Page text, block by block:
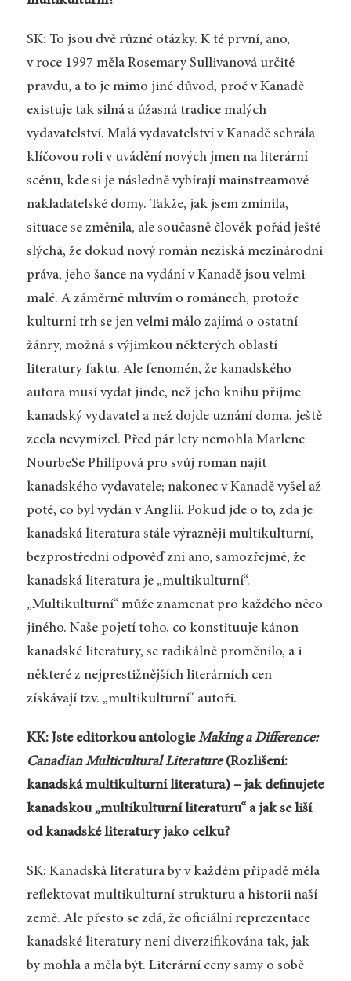
SK: To jsou dvě různé otázky. K té první, ano,
v roce 1997 měla Rosemary Sullivanová určitě
pravdu, a to je mimo jiné důvod, proč v Kanadě
existuje tak silná a úžasná tradice malých
vydavatelství. Malá vydavatelství v Kanadě sehrála
klíčovou roli v uvádění nových jmen na literární
scénu, kde si je následně vybírají mainstreamové
nakladatelské domy. Takže, jak jsem zmínila,
situace se změnila, ale současně člověk pořád ještě
slýchá, že dokud nový román nezíská mezinárodní
práva, jeho šance na vydání v Kanadě jsou velmi
malé. A záměrně mluvím o románech, protože
kulturní trh se jen velmi málo zajímá o ostatní
žánry, možná s výjimkou některých oblastí
literatury faktu. Ale fenomén, že kanadského
autora musí vydat jinde, než jeho knihu přijme
kanadský vydavatel a než dojde uznání doma, ještě
zcela nevymizel. Před pár lety nemohla Marlene
NourbeSe Philipová pro svůj román najít
kanadského vydavatele; nakonec v Kanadě vyšel až
poté, co byl vydán v Anglii. Pokud jde o to, zda je
kanadská literatura stále výrazněji multikulturní,
bezprostřední odpověď zní ano, samozřejmě, že
kanadská literatura je „multikulturní“.
„Multikulturní“ může znamenat pro každého něco
jiného. Naše pojetí toho, co konstituuje kánon
kanadské literatury, se radikálně proměnilo, a i
některé z nejprestižnějších literárních cen
získávají tzv. „multikulturní“ autoři.
KK: Jste editorkou antologieMaking a Difference:
Canadian Multicultural Literature(Rozlišení:
kanadská multikulturní literatura) – jak definujete
kanadskou „multikulturní literaturu“ a jak se liší
od kanadské literatury jako celku?
SK: Kanadská literatura by v každém případě měla
reflektovat multikulturní strukturu a historii naší
země. Ale přesto se zdá, že oficiální reprezentace
kanadské literatury není diverzifikována tak, jak
by mohla a měla být. Literární ceny samy o sobě